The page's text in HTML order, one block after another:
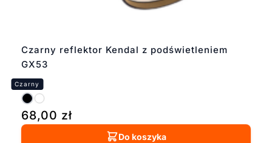
Czarny reflektor Kendal z podświetleniem
GX53
68,00 zł
Do koszyka